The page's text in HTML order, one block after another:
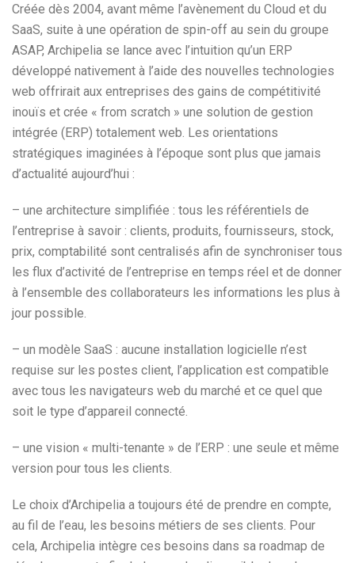
Créée dès 2004, avant même l’avènement du Cloud et du
SaaS, suite à une opération de spin-off au sein du groupe
ASAP, Archipelia se lance avec l’intuition qu’un ERP
développé nativement à l’aide des nouvelles technologies
web offrirait aux entreprises des gains de compétitivité
inouïs et crée « from scratch » une solution de gestion
intégrée (ERP) totalement web. Les orientations
stratégiques imaginées à l’époque sont plus que jamais
d’actualité aujourd’hui :
– une architecture simplifiée : tous les référentiels de
l’entreprise à savoir : clients, produits, fournisseurs, stock,
prix, comptabilité sont centralisés afin de synchroniser tous
les flux d’activité de l’entreprise en temps réel et de donner
à l’ensemble des collaborateurs les informations les plus à
jour possible.
– un modèle SaaS : aucune installation logicielle n’est
requise sur les postes client, l’application est compatible
avec tous les navigateurs web du marché et ce quel que
soit le type d’appareil connecté.
– une vision « multi-tenante » de l’ERP : une seule et même
version pour tous les clients.
Le choix d’Archipelia a toujours été de prendre en compte,
au fil de l’eau, les besoins métiers de ses clients. Pour
cela, Archipelia intègre ces besoins dans sa roadmap de